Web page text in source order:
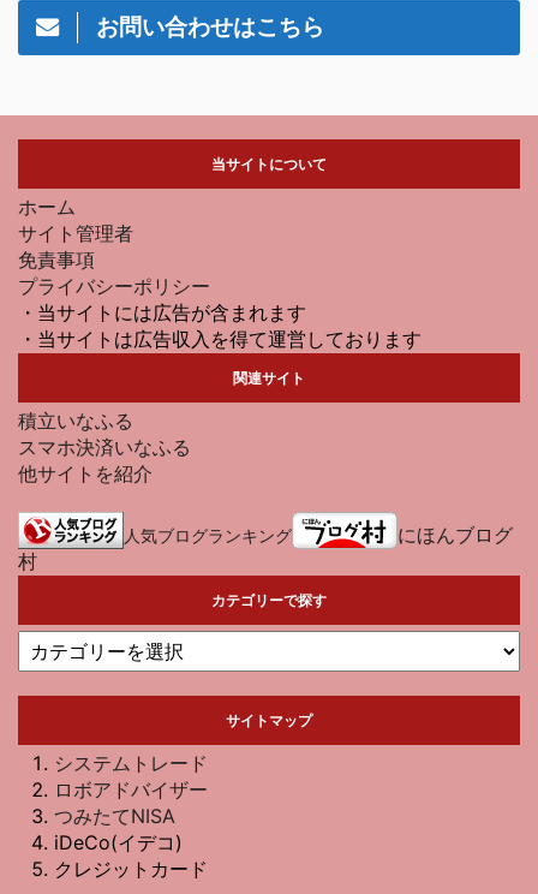
お問い合わせはこちら
当サイトについて
ホーム
サイト管理者
免責事項
プライバシーポリシー
・当サイトには広告が含まれます
・当サイトは広告収入を得て運営しております
関連サイト
積立いなふる
スマホ決済いなふる
他サイトを紹介
人気ブログランキング
にほんブログ
村
カテゴリーで探す
サイトマップ
システムトレード
ロボアドバイザー
つみたてNISA
iDeCo(イデコ)
クレジットカード